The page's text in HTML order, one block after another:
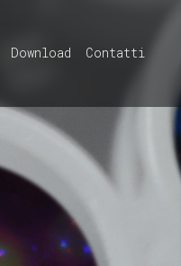
Download Contatti